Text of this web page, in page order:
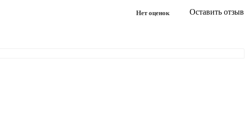
Нет оценок Оставить отзыв